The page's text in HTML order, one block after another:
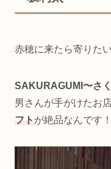
赤穂に来たら寄りた
SAKURAGUMI〜さ
男さんが手がけたお
フトが絶品なんです！